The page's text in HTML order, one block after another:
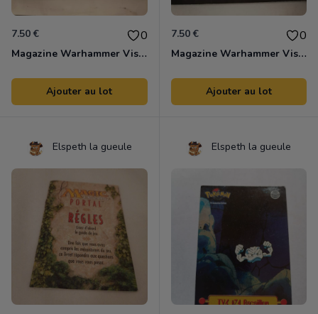
7.50 € 0
Magazine Warhammer Vision T9 Tbe
Ajouter au lot
7.50 € 0
Magazine Warhammer Vision T12 Tbe
Ajouter au lot
Elspeth la gueule Elspeth la gueule